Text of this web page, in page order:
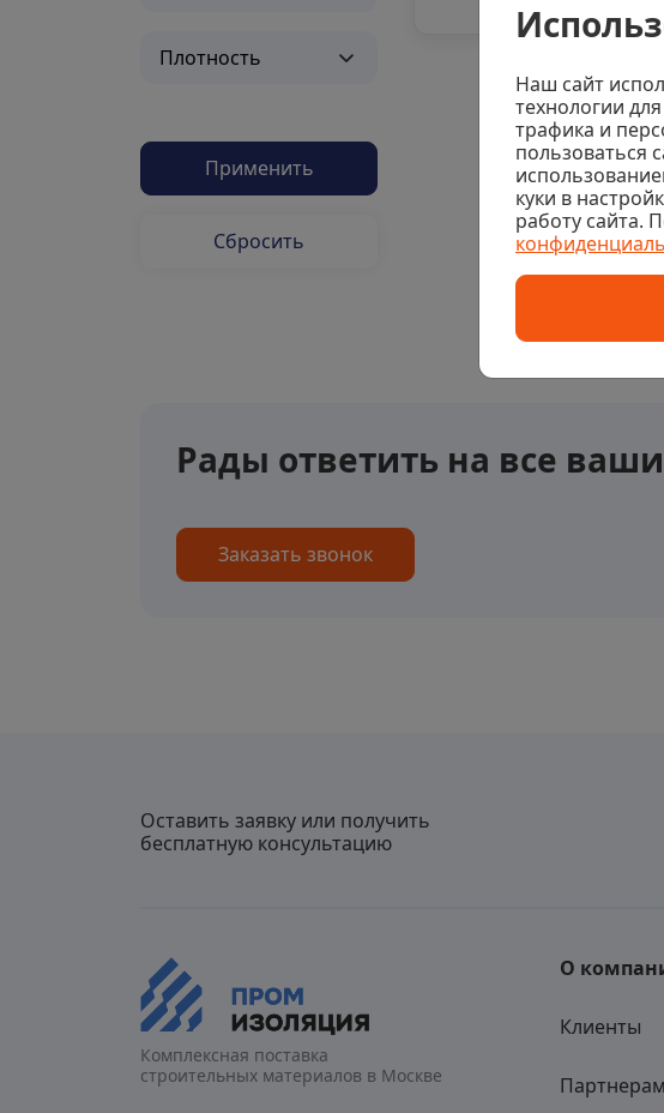
Плотность
Применить
Сбросить
Рады ответить на все
Заказать звонок
Оставить заявку или получить
бесплатную консультацию
Комплексная поставка
строительных материалов в Москве
О
Клиенты
Партнерам
Наш сайт
технологии
трафика и
пользоваться
куки в
работу сайта.